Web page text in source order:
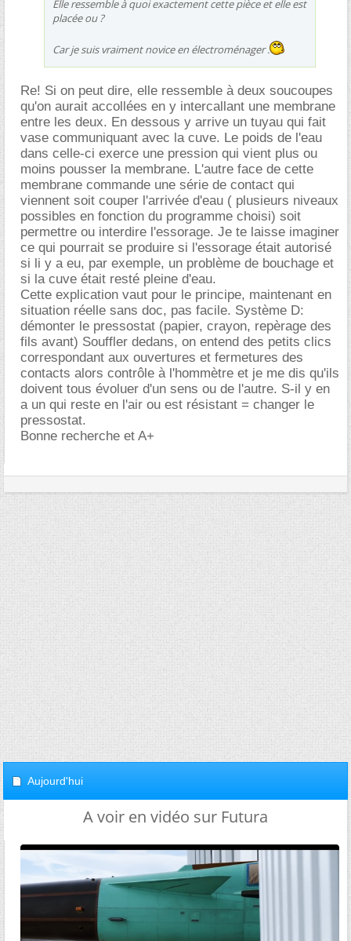
Elle ressemble à quoi exactement cette pièce et elle est
placée ou ?
Car je suis vraiment novice en électroménager .
Re! Si on peut dire, elle ressemble à deux soucoupes
qu'on aurait accollées en y intercallant une membrane
entre les deux. En dessous y arrive un tuyau qui fait
vase communiquant avec la cuve. Le poids de l'eau
dans celle-ci exerce une pression qui vient plus ou
moins pousser la membrane. L'autre face de cette
membrane commande une série de contact qui
viennent soit couper l'arrivée d'eau ( plusieurs niveaux
possibles en fonction du programme choisi) soit
permettre ou interdire l'essorage. Je te laisse imaginer
ce qui pourrait se produire si l'essorage était autorisé
si li y a eu, par exemple, un problème de bouchage et
si la cuve était resté pleine d'eau.
Cette explication vaut pour le principe, maintenant en
situation réelle sans doc, pas facile. Système D:
démonter le pressostat (papier, crayon, repèrage des
fils avant) Souffler dedans, on entend des petits clics
correspondant aux ouvertures et fermetures des
contacts alors contrôle à l'hommètre et je me dis qu'ils
doivent tous évoluer d'un sens ou de l'autre. S-il y en
a un qui reste en l'air ou est résistant = changer le
pressostat.
Bonne recherche et A+
Aujourd'hui
A voir en vidéo sur Futura